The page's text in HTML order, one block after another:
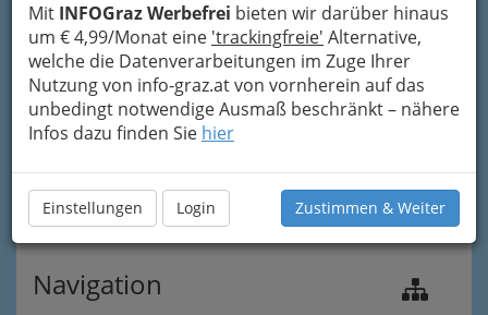
Mit INFOGraz Werbefrei bieten wir darüber hinaus
um € 4,99/Monat eine 'trackingfreie' Alternative,
welche die Datenverarbeitungen im Zuge Ihrer
Nutzung von info-graz.at von vornherein auf das
unbedingt notwendige Ausmaß beschränkt – nähere
Infos dazu finden Sie hier
Einstellungen Login Zustimmen & Weiter
Navigation